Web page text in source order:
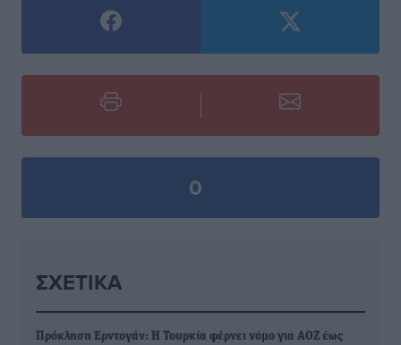
0
ΣΧΕΤΙΚΆ
Πρόκληση Ερντογάν: Η Τουρκία φέρνει νόμο για ΑΟΖ έως